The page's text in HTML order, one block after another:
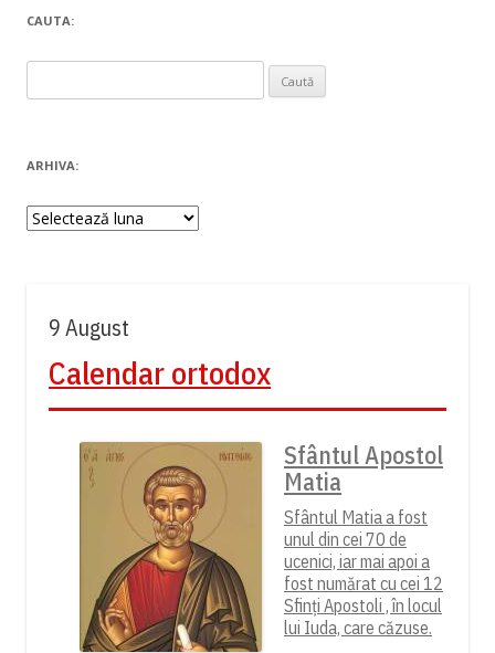
CAUTA:
după:
ARHIVA:
Arhiva:
9 August
Calendar ortodox
Sfântul Apostol
Matia
Sfântul Matia a fost
unul din cei 70 de
ucenici, iar mai apoi a
fost numărat cu cei 12
Sfinți Apostoli , în locul
lui Iuda, care căzuse.